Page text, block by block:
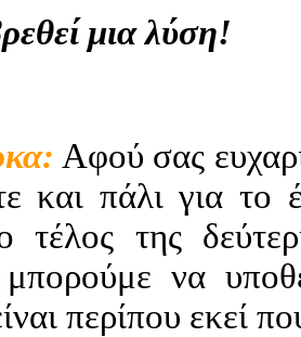
μια λύση!
Αφού σας
και πάλι για
τέλος της
μπορούμε να
περίπου εκεί